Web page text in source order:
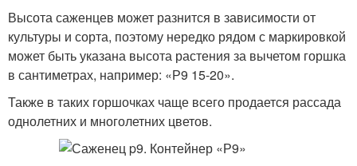
Высота саженцев может разнится в зависимости от
культуры и сорта, поэтому нередко рядом с маркировкой
может быть указана высота растения за вычетом горшка
в сантиметрах, например: «Р9 15-20».
Также в таких горшочках чаще всего продается рассада
однолетних и многолетних цветов.